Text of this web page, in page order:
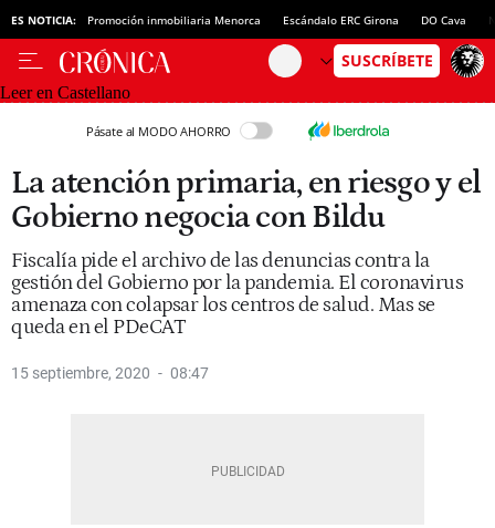
ES NOTICIA: Promoción inmobiliaria Menorca Escándalo ERC Girona DO Cava
Leer en Castellano
Pásate al MODO AHORRO
La atención primaria, en riesgo y el
Gobierno negocia con Bildu
Fiscalía pide el archivo de las denuncias contra la
gestión del Gobierno por la pandemia. El coronavirus
amenaza con colapsar los centros de salud. Mas se
queda en el PDeCAT
15 septiembre, 2020 08:47